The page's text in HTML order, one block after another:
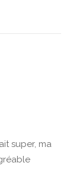
super, ma